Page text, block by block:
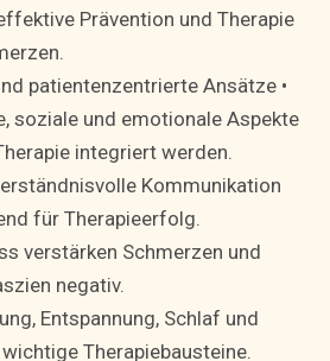
Prävention und Therapie
patientenzentrierte Ansätze •
soziale und emotionale Aspekte
integriert werden.
Kommunikation
für Therapieerfolg.
verstärken Schmerzen und
negativ.
Entspannung, Schlaf und
Therapiebausteine.